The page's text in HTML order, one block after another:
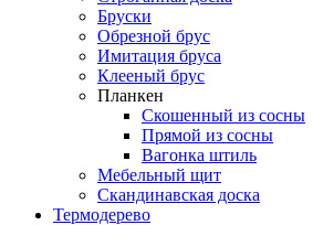
Бруски
Обрезной брус
Имитация бруса
Клееный брус
Планкен
Скошенный из сосны
Прямой из сосны
Вагонка штиль
Мебельный щит
Скандинавская доска
Термодерево